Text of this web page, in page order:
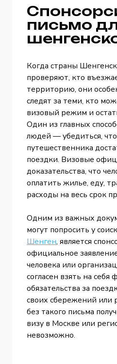
письмо
Когда страны
проверяют, кто
территорию, они
следят за теми, кто
визовый режим и
Один из главных
людей — убедиться,
путешественника
поездки. Визовые
доказательства, что
оплатить жилье, еду,
расходы на весь срок
Одним из важных
могут попросить у
Шенген, является
официальное
человека или
согласен взять на себя
обязательства за
своих сбережений или
без такого письма
визу в Москве или
невозможно.